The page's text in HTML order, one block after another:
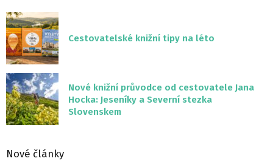
Cestovatelské knižní tipy na léto
Nové knižní průvodce od cestovatele Jana
Hocka: Jeseníky a Severní stezka
Slovenskem
Nové články